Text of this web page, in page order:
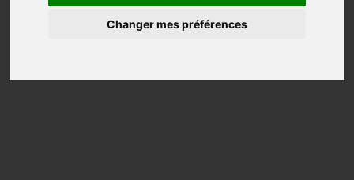
Changer mes préférences